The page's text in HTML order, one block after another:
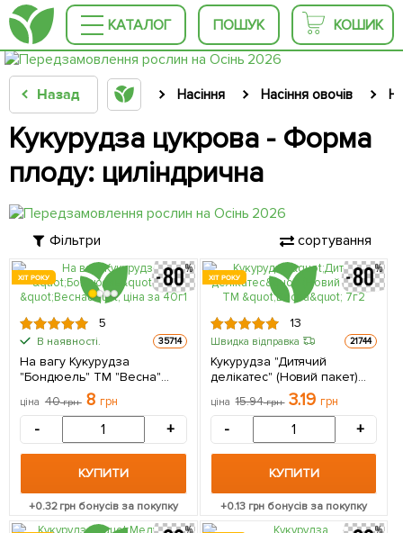
КАТАЛОГ ПОШУК КОШИК
Назад Насіння Насіння овочів
Кукурудза цукрова - Форма
плоду: циліндрична
Фільтри сортування
ХІТ РОКУ
5
В наявності. 35714
На вагу Кукурудза
"Бондюель" ТМ "Весна"
ціна 40грн 8 грн
- +
КУПИТИ
+0.32грн бонусів за покупку
ХІТ РОКУ
13
Швидка відправка 21744
Кукурудза "Дитячий
делікатес" (Новий пакет)
ТМ "Весна" 7г
ціна 15.94грн 3.19 грн
- +
КУПИТИ
+0.13 грн бонусів за покупку